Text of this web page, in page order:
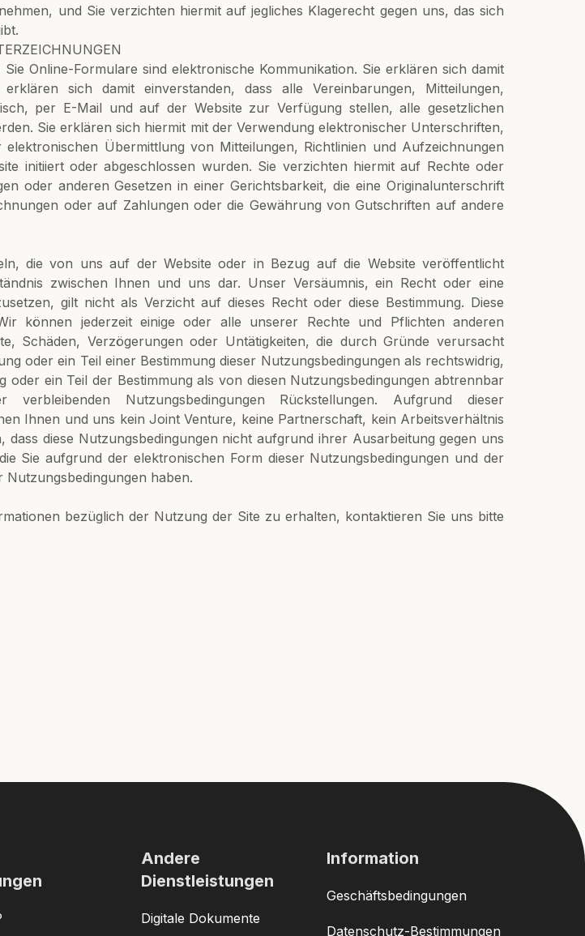
und Sie verzichten hiermit auf jegliches Klagerecht gegen uns, das sich
Online-Formulare sind elektronische Kommunikation. Sie erklären sich damit
sich damit einverstanden, dass alle Vereinbarungen, Mitteilungen,
per E-Mail und auf der Website zur Verfügung stellen, alle gesetzlichen
Sie erklären sich hiermit mit der Verwendung elektronischer Unterschriften,
Übermittlung von Mitteilungen, Richtlinien und Aufzeichnungen
initiiert oder abgeschlossen wurden. Sie verzichten hiermit auf Rechte oder
oder anderen Gesetzen in einer Gerichtsbarkeit, die eine Originalunterschrift
oder auf Zahlungen oder die Gewährung von Gutschriften auf andere
die von uns auf der Website oder in Bezug auf die Website veröffentlicht
zwischen Ihnen und uns dar. Unser Versäumnis, ein Recht oder eine
gilt nicht als Verzicht auf dieses Recht oder diese Bestimmung. Diese
können jederzeit einige oder alle unserer Rechte und Pflichten anderen
Schäden, Verzögerungen oder Untätigkeiten, die durch Gründe verursacht
oder ein Teil einer Bestimmung dieser Nutzungsbedingungen als rechtswidrig,
ein Teil der Bestimmung als von diesen Nutzungsbedingungen abtrennbar
Nutzungsbedingungen Rückstellungen. Aufgrund dieser
Ihnen und uns kein Joint Venture, keine Partnerschaft, kein Arbeitsverhältnis
diese Nutzungsbedingungen nicht aufgrund ihrer Ausarbeitung gegen uns
Sie aufgrund der elektronischen Form dieser Nutzungsbedingungen und der
haben.
bezüglich der Nutzung der Site zu erhalten, kontaktieren Sie uns bitte
Andere
Dienstleistungen
Digitale Dokumente
Information
Geschäftsbedingungen
Datenschutz-Bestimmungen